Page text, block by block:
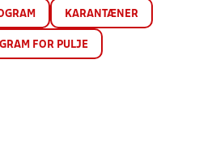
KARANTÆNER
FOR PULJE